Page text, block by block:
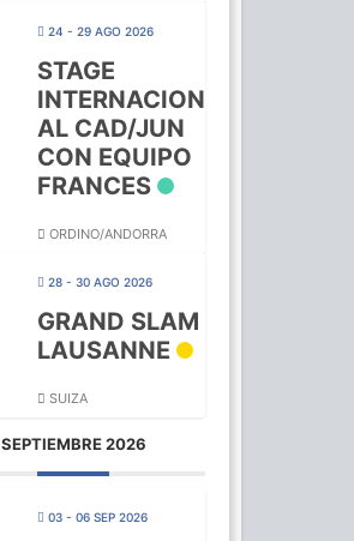
24 - 29 AGO 2026
STAGE
INTERNACION
AL CAD/JUN
CON EQUIPO
FRANCES
ORDINO/ANDORRA
28 - 30 AGO 2026
GRAND SLAM
LAUSANNE
SUIZA
SEPTIEMBRE 2026
03 - 06 SEP 2026